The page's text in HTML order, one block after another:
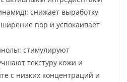
снижает выработку
пор и успокаивает
стимулируют
текстуру кожи и
с низких концентраций и